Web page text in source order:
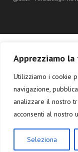
Apprezziamo
Utilizziamo i cookie
navigazione,
analizzare il nostro
acconsenti al nostro
Seleziona